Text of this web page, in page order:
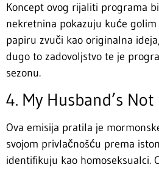
Koncept ovog rijaliti programa
nekretnina pokazuju kuće golim
papiru zvuči kao originalna
dugo to zadovoljstvo te je
sezonu.
4. My Husband’s Not
Ova emisija pratila je
svojom privlačnošću prema
identifikuju kao homoseksualci.